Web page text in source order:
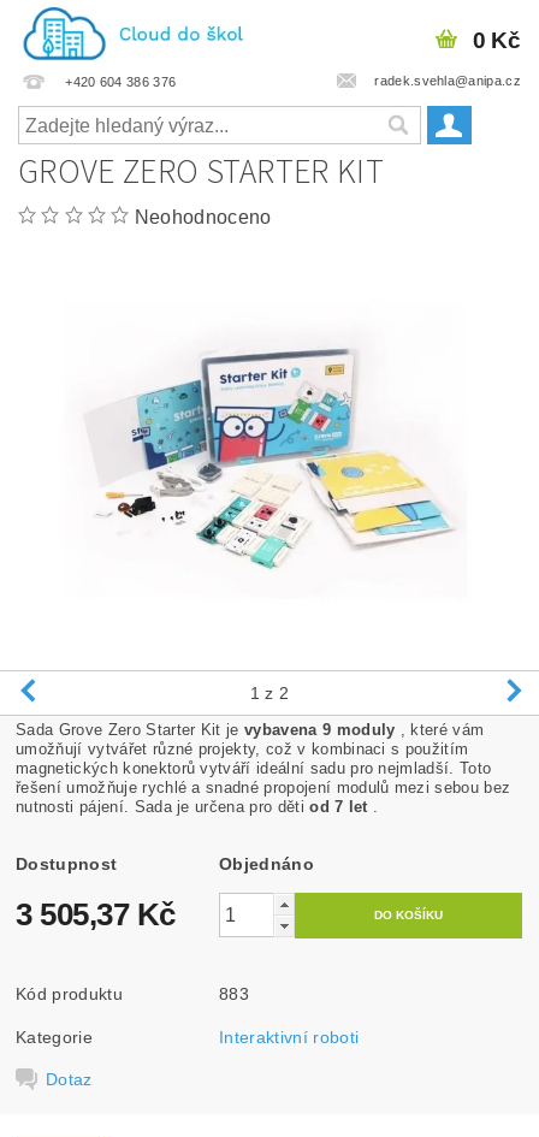
+420 604 386 376 radek.svehla@anipa.cz
0 Kč
GROVE ZERO STARTER KIT
Neohodnoceno
1 z 2
Sada Grove Zero Starter Kit jevybavena 9 moduly , které vám
umožňují vytvářet různé projekty, což v kombinaci s použitím
magnetických konektorů vytváří ideální sadu pro nejmladší. Toto
řešení umožňuje rychlé a snadné propojení modulů mezi sebou bez
nutnosti pájení. Sada je určena pro dětiod 7 let
Dostupnost Objednáno
3 505,37 Kč
Kód produktu 883
Kategorie Interaktivní roboti
Dotaz